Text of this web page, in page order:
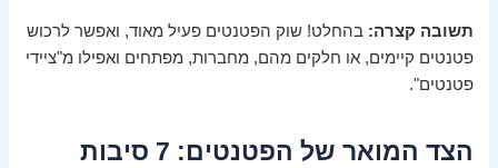
תשובה קצרה: בהחלט! שוק הפטנטים פעיל מאוד, ואפשר לרכוש
פטנטים קיימים, או חלקים מהם, מחברות, מפתחים ואפילו מ"ציידי
פטנטים".
הצד המואר של הפטנטים: 7 סיבות